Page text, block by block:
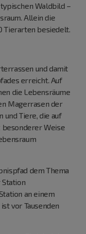
Waldbild –
Allein die
Tierarten besiedelt.
und damit
erreicht. Auf
die Lebensräume
Magerrasen der
und Tiere, die auf
besonderer Weise
dem Thema
Station
an einem
vor Tausenden